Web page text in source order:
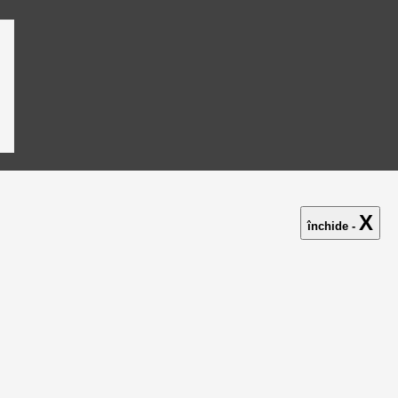
închide - X